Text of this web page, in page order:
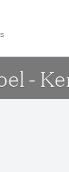
-